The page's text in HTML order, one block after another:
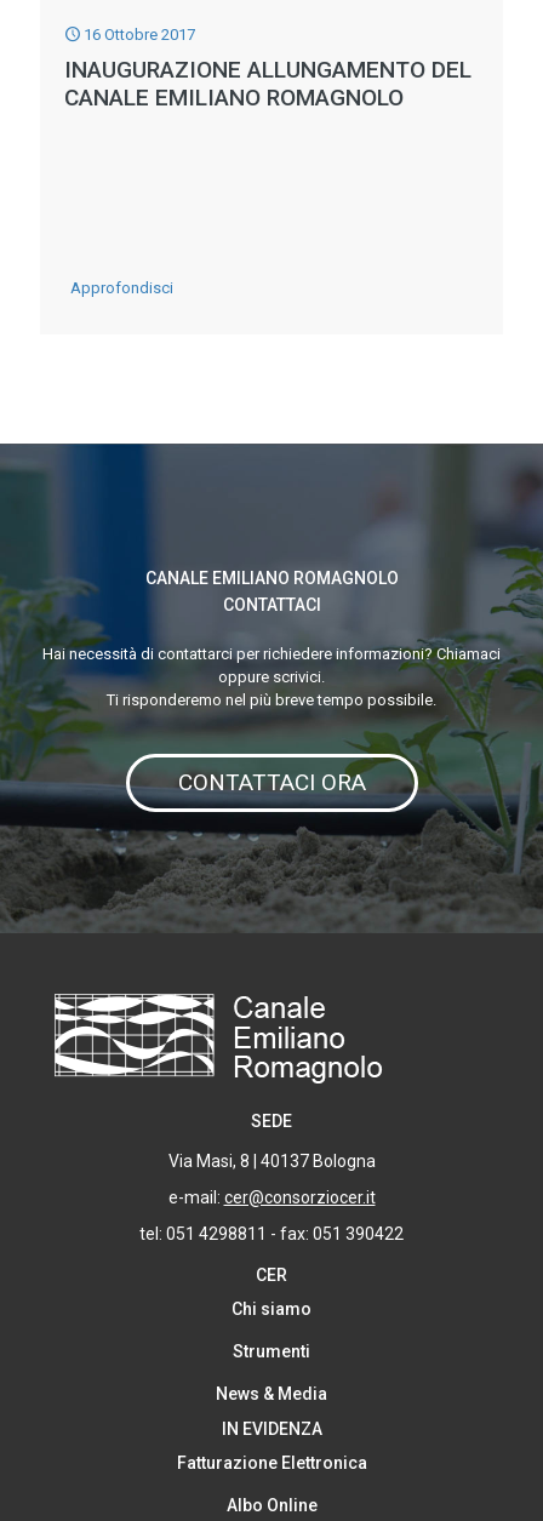
16 Ottobre 2017
INAUGURAZIONE ALLUNGAMENTO DEL
CANALE EMILIANO ROMAGNOLO
Approfondisci-
CANALE EMILIANO ROMAGNOLO
CONTATTACI
Hai necessità di contattarci per richiedere informazioni? Chiamaci
oppure scrivici.
Ti risponderemo nel più breve tempo possibile.
CONTATTACI ORA
SEDE
Via Masi, 8 | 40137 Bologna
e-mail: cer@consorziocer.it
tel: 051 4298811 - fax: 051 390422
CER
Chi siamo
Strumenti
News & Media
IN EVIDENZA
Fatturazione Elettronica
Albo Online